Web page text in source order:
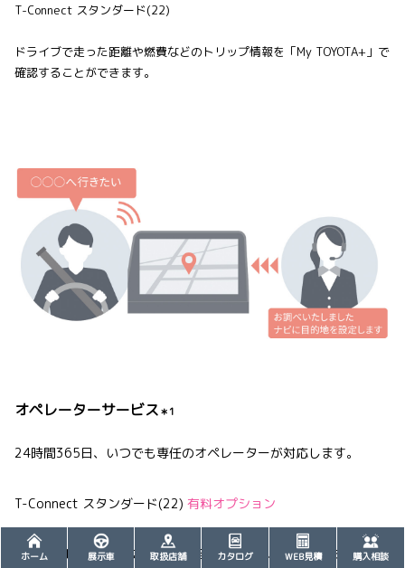
T-Connect スタンダード(22)
ドライブで走った距離や燃費などのトリップ情報を「My TOYOTA+」で
確認することができます。
オペレーターサービス＊1
24時間365日、いつでも専任のオペレーターが対応します。
T-Connect スタンダード(22) 有料オプション
行きたい場所や知りたい情報を伝えるだけで、オペレーターがお
ホーム 展示車 取扱店舗 カタログ WEB見積 購入相談